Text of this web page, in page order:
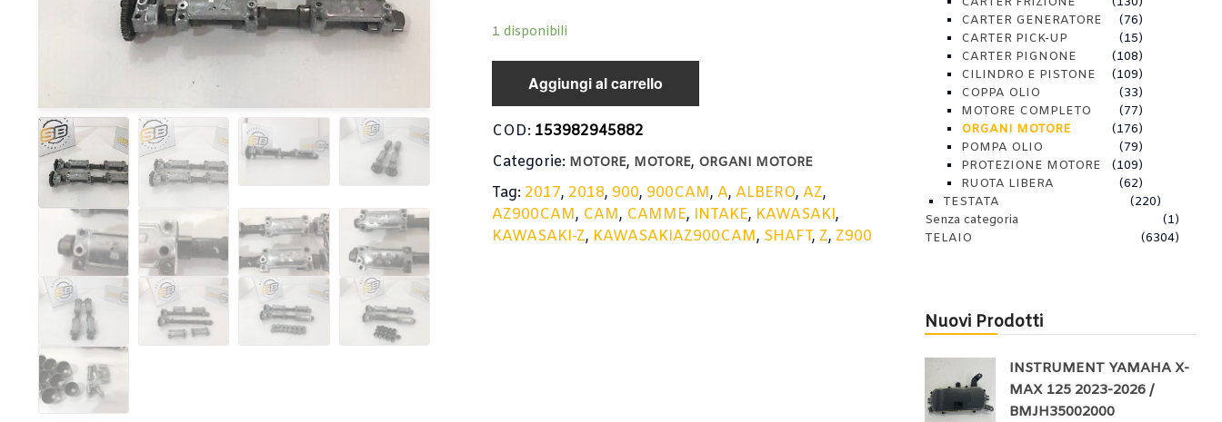
1 disponibili
Aggiungi al carrello
COD: 153982945882
Categorie: MOTORE, MOTORE, ORGANI MOTORE
Tag: 2017, 2018, 900, 900CAM,A,ALBERO,AZ,
AZ900CAM, CAM, CAMME, INTAKE, KAWASAKI,
KAWASAKI-Z, KAWASAKIAZ900CAM, SHAFT, Z, Z900
CARTER GENERATORE
(76)
CARTER PICK-UP
(15)
CARTER PIGNONE
(108)
CILINDRO E PISTONE
(109)
COPPA OLIO
(33)
MOTORE COMPLETO
(77)
ORGANI MOTORE
(176)
POMPA OLIO
(79)
PROTEZIONE MOTORE
(109)
RUOTA LIBERA
(62)
TESTATA
(220)
Senza categoria
(1)
TELAIO
(6304)
Nuovi Prodotti
INSTRUMENT YAMAHA X-
MAX 125 2023-2026 /
BMJH35002000